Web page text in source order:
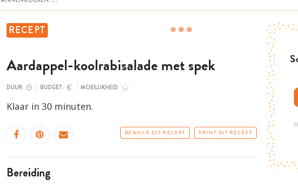
RECEPT
Aardappel-koolrabisalade met spek
DUUR: BUDGET: MOEILIJKHEID:
Klaar in 30 minuten.
BEWAAR DIT RECEPT PRINT DIT RECEPT
bereiding